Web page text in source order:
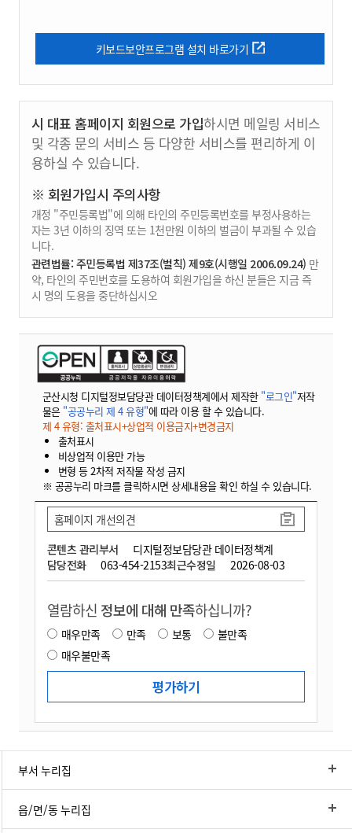
키보드보안프로그램 설치 바로가기
시 대표 홈페이지 회원으로 가입하시면 메일링 서비스
및 각종 문의 서비스 등 다양한 서비스를 편리하게 이
용하실 수 있습니다.
※ 회원가입시 주의사항
개정 "주민등록법"에 의해 타인의 주민등록번호를 부정사용하는
자는 3년 이하의 징역 또는 1천만원 이하의 벌금이 부과될 수 있습
니다.
관련법률: 주민등록법 제37조(벌칙) 제9호(시행일 2006.09.24) 만
약, 타인의 주민번호를 도용하여 회원가입을 하신 분들은 지금 즉
시 명의 도용을 중단하십시오
군산시청 디지털정보담당관 데이터정책계에서 제작한 "로그인"저작
물은 "공공누리 제 4 유형"에 따라 이용 할 수 있습니다.
제 4 유형: 출처표시+상업적 이용금지+변경금지
출처표시
비상업적 이용만 가능
변형 등 2차적 저작물 작성 금지
※ 공공누리 마크를 클릭하시면 상세내용을 확인 하실 수 있습니다.
콘텐츠 관리부서
디지털정보담당관 데이터정책계
담당전화
063-454-2153최근수정일 2026-08-03
홈페이지 개선의견
열람하신 정보에 대해 만족하십니까?
매우만족 만족 보통
불만족
매우불만족
부서 누리집
읍/면/동 누리집